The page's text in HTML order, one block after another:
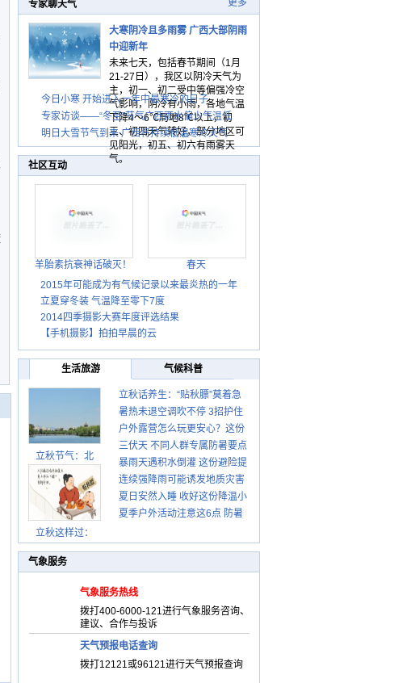
专家聊天气 更多
大寒阴冷且多雨雾 广西大部阴雨
中迎新年
未来七天，包括春节期间（1月
21-27日），我区以阴冷天气为
主，初一、初二受中等偏强冷空
气影响，阴冷有小雨，各地气温
下降4～6℃局地8℃以上，初
三、初四天气转好，部分地区可
见阳光，初五、初六有雨雾天
气。
今日小寒 开始进入一年中最寒冷的日子
专家访谈——“冬至”节气广西雨水偏少气温低
明日大雪节气到来 广西将持续低温寒冷天气
社区互动
羊胎素抗衰神话破灭！
春天
2015年可能成为有气候记录以来最炎热的一年
立夏穿冬装 气温降至零下7度
2014四季摄影大赛年度评选结果
【手机摄影】拍拍早晨的云
生活旅游 气候科普
立秋节气：北
立秋这样过：
立秋话养生：“贴秋膘”莫着急
先清暑再防燥
暑热未退空调吹不停 3招护住
肩颈不酸痛
户外露营怎么玩更安心？这份
攻略请收好
三伏天 不同人群专属防暑要点
请收好
暴雨天遇积水倒灌 这份避险提
示请收好
连续强降雨可能诱发地质灾害
这些前兆要知道
夏日安然入睡 收好这份降温小
贴士
夏季户外活动注意这6点 防暑
气象服务
气象服务热线
拨打400-6000-121进行气象服务咨询、
建议、合作与投诉
天气预报电话查询
拨打12121或96121进行天气预报查询